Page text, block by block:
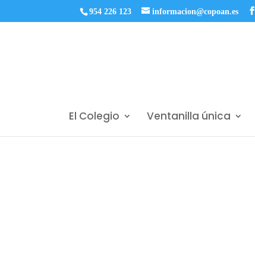
954 226 123 informacion@copoan.es
El Colegio Ventanilla única